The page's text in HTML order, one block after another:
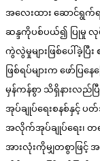
အလေးထား ဆောင်ရွက်ရ
ဆန္ဒကိုပစ်ပယ်၍ ပြုမှု လု
ကွဲလွဲမှုများဖြစ်ပေါ်ခဲ့ပ
ဖြစ်ရပ်များက ဖော်ပြ
မှန်ကန်စွာ သိရှိနားလည်
အုပ်ချုပ်ရေးစနစ်နှ
အလိုက်အုပ်ချုပ်ရေး၊ တရာ
အားလုံးကိုမျှတစွာဖြင့်